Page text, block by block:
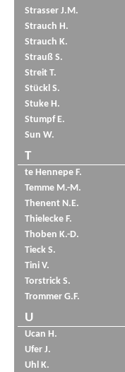
Strasser J.M.
Strauch H.
Strauch K.
Strauß S.
Streit T.
Stückl S.
Stuke H.
Stumpf E.
Sun W.
T
te Hennepe F.
Temme M.-M.
Thenent N.E.
Thielecke F.
Thoben K.-D.
Tieck S.
Tini V.
Torstrick S.
Trommer G.F.
U
Ucan H.
Ufer J.
Uhl K.